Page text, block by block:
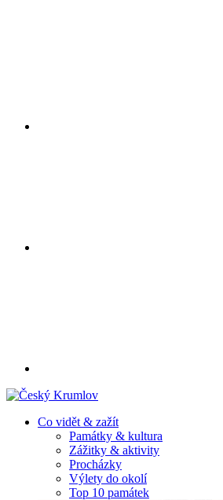
Co vidět & zažít
Památky & kultura
Zážitky & aktivity
Procházky
Výlety do okolí
Top 10 památek